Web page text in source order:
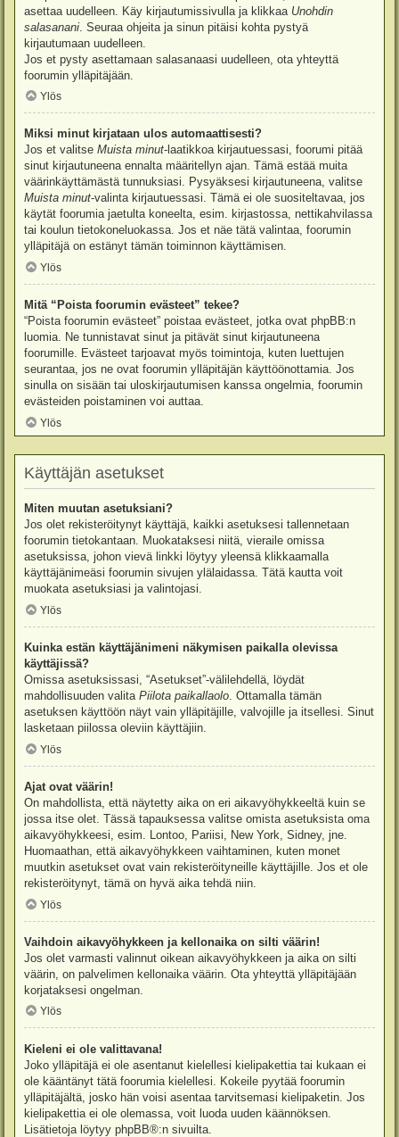
asettaa uudelleen. Käy kirjautumissivulla ja klikkaa Unohdin
salasanani . Seuraa ohjeita ja sinun pitäisi kohta pystyä
kirjautumaan uudelleen.
Jos et pysty asettamaan salasanaasi uudelleen, ota yhteyttä
foorumin ylläpitäjään.
Ylös
Miksi minut kirjataan ulos automaattisesti?
Jos et valitse Muista minut-laatikkoa kirjautuessasi, foorumi pitää
sinut kirjautuneena ennalta määritellyn ajan. Tämä estää muita
väärinkäyttämästä tunnuksiasi. Pysyäksesi kirjautuneena, valitse
Muista minut-valinta kirjautuessasi. Tämä ei ole suositeltavaa, jos
käytät foorumia jaetulta koneelta, esim. kirjastossa, nettikahvilassa
tai koulun tietokoneluokassa. Jos et näe tätä valintaa, foorumin
ylläpitäjä on estänyt tämän toiminnon käyttämisen.
Ylös
Mitä “Poista foorumin evästeet” tekee?
“Poista foorumin evästeet” poistaa evästeet, jotka ovat phpBB:n
luomia. Ne tunnistavat sinut ja pitävät sinut kirjautuneena
foorumille. Evästeet tarjoavat myös toimintoja, kuten luettujen
seurantaa, jos ne ovat foorumin ylläpitäjän käyttöönottamia. Jos
sinulla on sisään tai uloskirjautumisen kanssa ongelmia, foorumin
evästeiden poistaminen voi auttaa.
Ylös
Käyttäjän asetukset
Miten muutan asetuksiani?
Jos olet rekisteröitynyt käyttäjä, kaikki asetuksesi tallennetaan
foorumin tietokantaan. Muokataksesi niitä, vieraile omissa
asetuksissa, johon vievä linkki löytyy yleensä klikkaamalla
käyttäjänimeäsi foorumin sivujen ylälaidassa. Tätä kautta voit
muokata asetuksiasi ja valintojasi.
Ylös
Kuinka estän käyttäjänimeni näkymisen paikalla olevissa
käyttäjissä?
Omissa asetuksissasi, “Asetukset”-välilehdellä, löydät
mahdollisuuden valita Piilota paikallaolo. Ottamalla tämän
asetuksen käyttöön näyt vain ylläpitäjille, valvojille ja itsellesi. Sinut
lasketaan piilossa oleviin käyttäjiin.
Ylös
Ajat ovat väärin!
On mahdollista, että näytetty aika on eri aikavyöhykkeeltä kuin se
jossa itse olet. Tässä tapauksessa valitse omista asetuksista oma
aikavyöhykkeesi, esim. Lontoo, Pariisi, New York, Sidney, jne.
Huomaathan, että aikavyöhykkeen vaihtaminen, kuten monet
muutkin asetukset ovat vain rekisteröityneille käyttäjille. Jos et ole
rekisteröitynyt, tämä on hyvä aika tehdä niin.
Ylös
Vaihdoin aikavyöhykkeen ja kellonaika on silti väärin!
Jos olet varmasti valinnut oikean aikavyöhykkeen ja aika on silti
väärin, on palvelimen kellonaika väärin. Ota yhteyttä ylläpitäjään
korjataksesi ongelman.
Ylös
Kieleni ei ole valittavana!
Joko ylläpitäjä ei ole asentanut kielellesi kielipakettia tai kukaan ei
ole kääntänyt tätä foorumia kielellesi. Kokeile pyytää foorumin
ylläpitäjältä, josko hän voisi asentaa tarvitsemasi kielipaketin. Jos
kielipakettia ei ole olemassa, voit luoda uuden käännöksen.
Lisätietoja löytyy phpBB®:n sivuilta.